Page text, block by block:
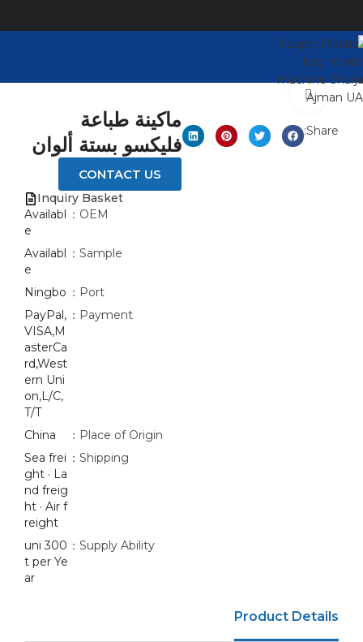
Share:
ماكينة طباعة
فليكسو بستة ألوان
CONTACT US
Inquiry Basket
OEM：
Availabl
e
Sample：
Availabl
e
Port：
Ningbo
Payment：
PayPal,
VISA,M
asterCa
rd,West
ern Uni
on,L/C,
T/T
Place of Origin：
China
Shipping：
Sea frei
ght · La
nd freig
ht · Air f
reight
Supply Ability：
300 uni
t per Ye
ar
Product Details